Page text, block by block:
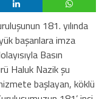
181. yılında
başarılara imza
Basın
Haluk Nazik şu
başlayan, köklü